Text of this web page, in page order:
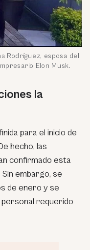
Rodríguez, esposa del
Elon Musk.
la
para el inicio de
hecho, las
confirmado esta
embargo, se
de enero y se
personal requerido